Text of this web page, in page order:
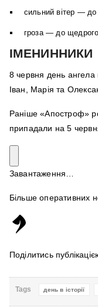
сильний вітер — до
гроза — до
ІМЕНИННИКИ
8 червня день
Іван, Марія та
Раніше «Апостроф»
припадали на 5
Завантаження…
Більше оперативних
Поділитись
Tags день в історії